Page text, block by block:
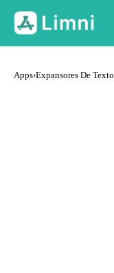
Apps›Expansores De Texto